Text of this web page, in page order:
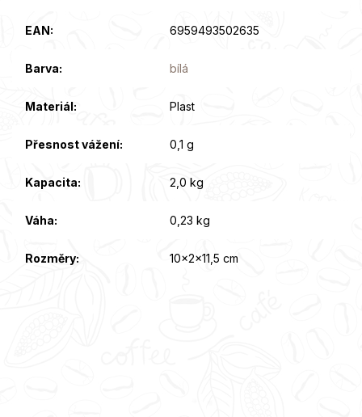
EAN: 6959493502635
Barva: bílá
Materiál: Plast
Přesnost vážení: 0,1 g
Kapacita: 2,0 kg
Váha: 0,23 kg
Rozměry: 10x2x11,5 cm